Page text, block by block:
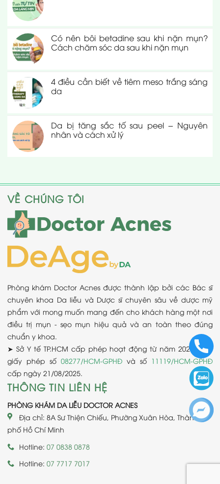
Có nên bôi betadine sau khi nặn mụn?
Cách chăm sóc da sau khi nặn mụn
4 điều cần biết về tiêm meso trắng sáng
da
Da bị tăng sắc tố sau peel – Nguyên
nhân và cách xử lý
VỀ CHÚNG TÔI
Phòng khám Doctor Acnes được thành lập bởi các Bác sĩ
chuyên khoa Da liễu và Dược sĩ chuyên sâu về dược mỹ
phẩm với mong muốn mang đến cho khách hàng một nơi
điều trị mụn - sẹo mụn hiệu quả và an toàn theo đúng
chuẩn y khoa.
➤ Sở Y tế TP.HCM cấp phép hoạt động từ năm 2020 theo
giấy phép số 08277/HCM-GPHĐ và số 11119/HCM-GPHĐ
cấp ngày 21/08/2025.
THÔNG TIN LIÊN HỆ
PHÒNG KHÁM DA LIỄU DOCTOR ACNES
Địa chỉ: 8A Sư Thiện Chiếu, Phường Xuân Hòa, Thành
phố Hồ Chí Minh
Hotline: 07 0838 0878
Hotline: 07 7717 7017